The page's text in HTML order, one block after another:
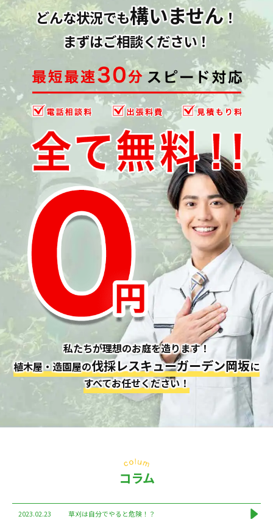
どんな状況でも構いません！
まずはご相談ください！
私たちが理想のお庭を造ります！
植木屋・造園屋の伐採レスキューガーデン岡坂に
すべてお任せください！
コラム
2023.02.23 草刈は自分でやると危険！？